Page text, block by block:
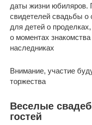
даты жизни юбиляров.
свидетелей свадьбы о
для детей о
о моментах
наследниках
Внимание, участие
торжества
Веселые
гостей